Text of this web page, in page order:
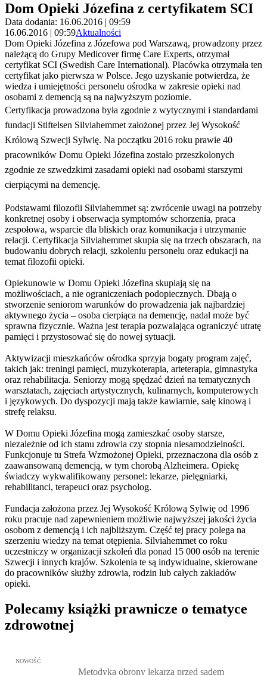
Dom Opieki Józefina z certyfikatem SCI
Data dodania: 16.06.2016 | 09:59
16.06.2016 | 09:59Aktualności
Dom Opieki Józefina z Józefowa pod Warszawą, prowadzony przez
należącą do Grupy Medicover firmę Care Experts, otrzymał
certyfikat SCI (Swedish Care International). Placówka otrzymała ten
certyfikat jako pierwsza w Polsce. Jego uzyskanie potwierdza, że
wiedza i umiejętności personelu ośrodka w zakresie opieki nad
osobami z demencją są na najwyższym poziomie.
Certyfikacja prowadzona była zgodnie z wytycznymi i standardami
fundacji Stiftelsen Silviahemmet założonej przez Jej Wysokość
Królową Szwecji Sylwię. Na początku 2016 roku prawie 40
pracowników Domu Opieki Józefina zostało przeszkolonych
zgodnie ze szwedzkimi zasadami opieki nad osobami starszymi
cierpiącymi na demencję.
Podstawami filozofii Silviahemmet są: zwrócenie uwagi na potrzeby
konkretnej osoby i obserwacja symptomów schorzenia, praca
zespołowa, wsparcie dla bliskich oraz komunikacja i utrzymanie
relacji. Certyfikacja Silviahemmet skupia się na trzech obszarach, na
budowaniu dobrych relacji, szkoleniu personelu oraz edukacji na
temat filozofii opieki.
Opiekunowie w Domu Opieki Józefina skupiają się na
możliwościach, a nie ograniczeniach podopiecznych. Dbają o
stworzenie seniorom warunków do prowadzenia jak najbardziej
aktywnego życia – osoba cierpiąca na demencję, nadal może być
sprawna fizycznie. Ważna jest terapia pozwalająca ograniczyć utratę
pamięci i przystosować się do nowej sytuacji.
Aktywizacji mieszkańców ośrodka sprzyja bogaty program zajęć,
takich jak: treningi pamięci, muzykoterapia, arteterapia, gimnastyka
oraz rehabilitacja. Seniorzy mogą spędzać dzień na tematycznych
warsztatach, zajęciach artystycznych, kulinarnych, komputerowych
i językowych. Do dyspozycji mają także kawiarnie, salę kinową i
strefę relaksu.
W Domu Opieki Józefina mogą zamieszkać osoby starsze,
niezależnie od ich stanu zdrowia czy stopnia niesamodzielności.
Funkcjonuje tu Strefa Wzmożonej Opieki, przeznaczona dla osób z
zaawansowaną demencją, w tym chorobą Alzheimera. Opiekę
świadczy wykwalifikowany personel: lekarze, pielęgniarki,
rehabilitanci, terapeuci oraz psycholog.
Fundacja założona przez Jej Wysokość Królową Sylwię od 1996
roku pracuje nad zapewnieniem możliwie najwyższej jakości życia
osobom z demencją i ich najbliższym. Część tej pracy polega na
szerzeniu wiedzy na temat otępienia. Silviahemmet co roku
uczestniczy w organizacji szkoleń dla ponad 15 000 osób na terenie
Szwecji i innych krajów. Szkolenia te są indywidualne, skierowane
do pracowników służby zdrowia, rodzin lub całych zakładów
opieki.
Polecamy książki prawnicze o tematyce
zdrowotnej
Przejdź do: Metodyka obrony lekarza przed sądem lekarskim,
NOWOŚĆ
Metodyka obrony lekarza przed sądem